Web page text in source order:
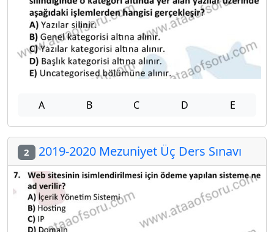
A B C D E
2 2019-2020 Mezuniyet Üç Ders Sınavı